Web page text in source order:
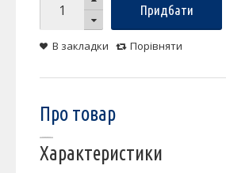
Придбати
В закладки Порівняти
Про товар
Характеристики